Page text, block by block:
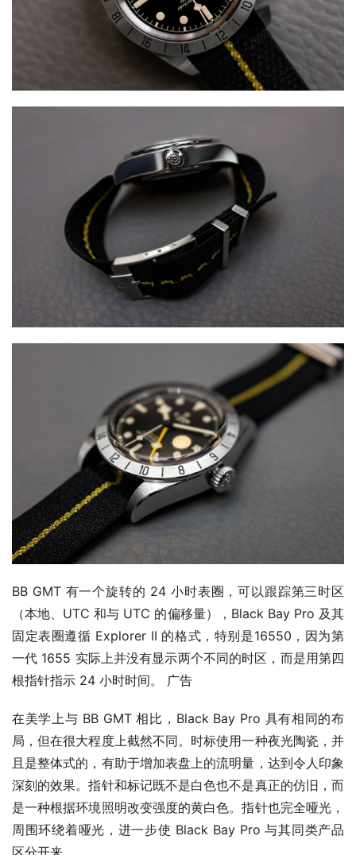
BB GMT 有一个旋转的 24 小时表圈，可以跟踪第三时区
（本地、UTC 和与 UTC 的偏移量），Black Bay Pro 及其
固定表圈遵循 Explorer II 的格式，特别是16550，因为第
一代 1655 实际上并没有显示两个不同的时区，而是用第四
根指针指示 24 小时时间。 广告
在美学上与 BB GMT 相比，Black Bay Pro 具有相同的布
局，但在很大程度上截然不同。时标使用一种夜光陶瓷，并
且是整体式的，有助于增加表盘上的流明量，达到令人印象
深刻的效果。指针和标记既不是白色也不是真正的仿旧，而
是一种根据环境照明改变强度的黄白色。指针也完全哑光，
周围环绕着哑光，进一步使 Black Bay Pro 与其同类产品